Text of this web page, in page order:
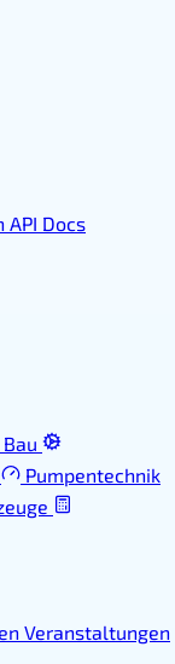
API Docs
Pumpentechnik
Veranstaltungen